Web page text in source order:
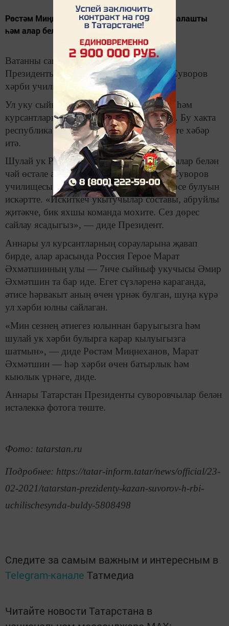
Рөстәм Миңнеханов суворовчылар белән аралашты
һәм алар белән истәлеккә фотога төште.
Ватанны саклаучылар көнендә Татарстан
Президенты Рөстәм Миңнеханов Казан Суворов
хәрби училищесында булды.
Ул уку сыйныфлары эше белән танышты һәм
курсантларның яшәү шартларын бәяләде. Бу хакта
республика җитәкчесенең матбугат хезмәте хәбәр
итә.
Шулай ук Рөстәм Миңнеханов суворовчылар белән
чәй өстәле артында аралашты. Ул Казан Суворов
училищесының илдә иң яхшыларның берсе булуын
искәртте. «Искиткеч укытучылар составы, абруйлы
җитәкче, бик яхшы команда мохите. Сез дөрес
сайлау ясадыгыз», — диде Президент.
Аннары ул курсантларның сорауларына җавап
бирде, алар арасында Россия Герое Марат
Әхмәтшинның улы — 7нче сыйныф укучысы Әмир
Әхмәтшин та бар иде. Егет сүзләренә караганда,
әтисе һәрвакыт аның өчен үрнәк булган, шуңа күрә
ул хәрби юлны сайлаган.
«Мин сезнең әтиегез юлыннан баруыгызга һәм
шулай ук хәрби булырга карар кылуыгызга
шатмын», — диде Рөстәм Миңнеханов, Марат
Әхмәтшин — һәр хәрби өчен батырлык һәм
кыюлык үрнәге, диде.
Аннары Татарстан Президенты суворовчылар белән
истәлеккә фотога төште.
Фото: tatarstan.ru
Подробнее: https://tatar-inform.tatar/news/official/23-
02-2021/tatarstan-prezidenty-kazan-suvorov-h-rbi-
uchilischesynda-buldy-5808498
Следите за самым важным и интересным в
Telegram-канале Татмедиа
Читайте новости Татарстана в